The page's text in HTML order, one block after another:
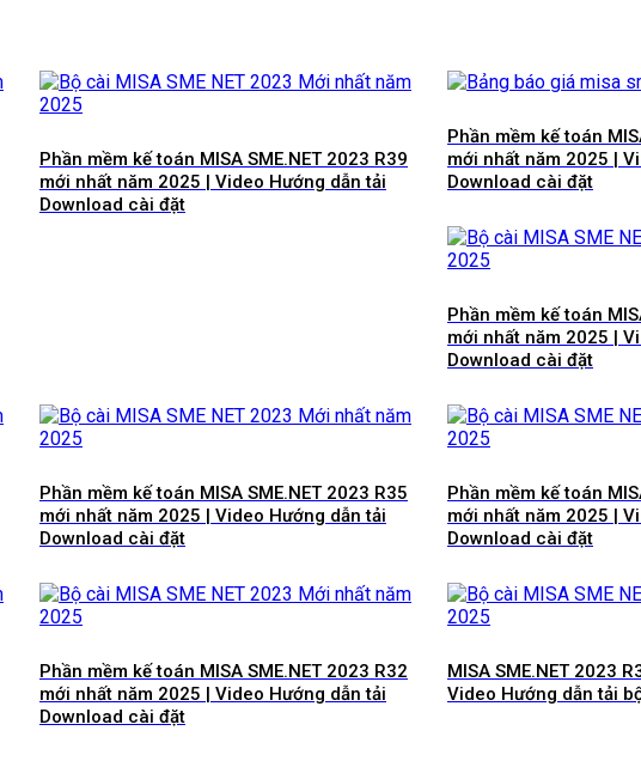
Phần mềm kế toán MISA SME.NET 2023 R39
mới nhất năm 2025 | Video Hướng dẫn tải
Download cài đặt
Phần mềm kế toán
mới nhất năm 2025 |
Download cài đặt
Phần mềm kế toán
mới nhất năm 2025 |
Download cài đặt
Phần mềm kế toán MISA SME.NET 2023 R35
mới nhất năm 2025 | Video Hướng dẫn tải
Download cài đặt
Phần mềm kế toán
mới nhất năm 2025 |
Download cài đặt
Phần mềm kế toán MISA SME.NET 2023 R32
mới nhất năm 2025 | Video Hướng dẫn tải
Download cài đặt
MISA SME.NET 2023
Video Hướng dẫn tải